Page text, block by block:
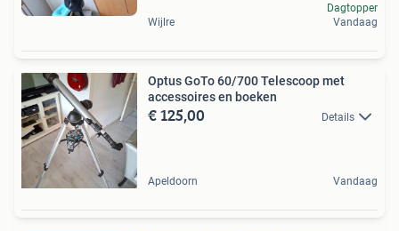
Wijlre
Dagtopper
Vandaag
Optus GoTo 60/700 Telescoop met
accessoires en boeken
€ 125,00 Details
Apeldoorn Vandaag